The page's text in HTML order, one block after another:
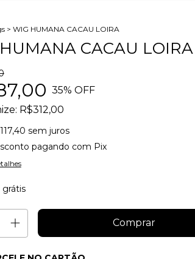
> WIG HUMANA CACAU LOIRA
CACAU LOIRA
35% OFF
R$312,00
sem juros
pagando com Pix
grátis